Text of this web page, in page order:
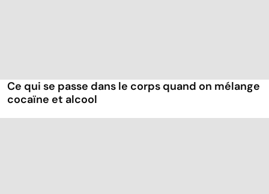
Ce qui se passe dans le corps quand on mélange
cocaïne et alcool